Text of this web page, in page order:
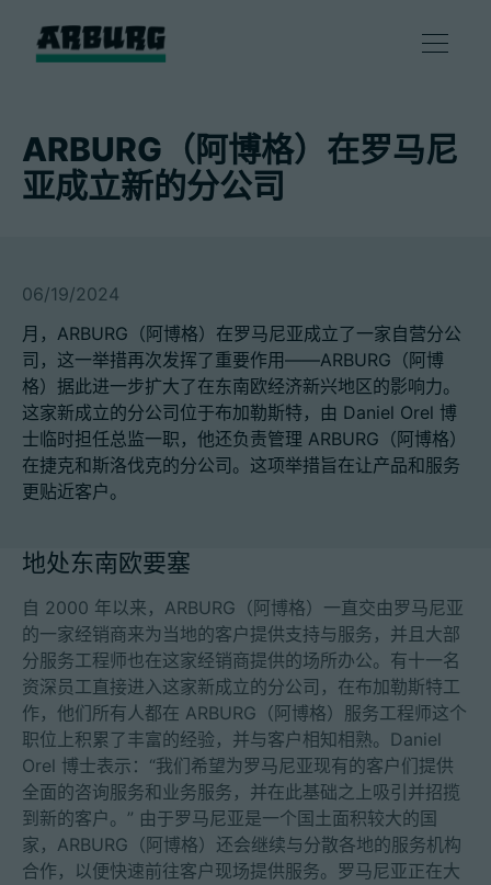
解决方案
智慧制造
企业
联系方式
招聘信息
技术参数
登录
合作伙伴门户网站
客户门户登陆
China | 中文简体
ARBURG（阿博格）在罗马尼
亚成立新的分公司
06/19/2024
月，ARBURG（阿博格）在罗马尼亚成立了一家自营分公
司，这一举措再次发挥了重要作用——ARBURG（阿博
格）据此进一步扩大了在东南欧经济新兴地区的影响力。
这家新成立的分公司位于布加勒斯特，由 Daniel Orel 博
士临时担任总监一职，他还负责管理 ARBURG（阿博格）
在捷克和斯洛伐克的分公司。这项举措旨在让产品和服务
更贴近客户。
地处东南欧要塞
自 2000 年以来，ARBURG（阿博格）一直交由罗马尼亚
的一家经销商来为当地的客户提供支持与服务，并且大部
分服务工程师也在这家经销商提供的场所办公。有十一名
资深员工直接进入这家新成立的分公司，在布加勒斯特工
作，他们所有人都在 ARBURG（阿博格）服务工程师这个
职位上积累了丰富的经验，并与客户相知相熟。Daniel
Orel 博士表示：“我们希望为罗马尼亚现有的客户们提供
全面的咨询服务和业务服务，并在此基础之上吸引并招揽
到新的客户。” 由于罗马尼亚是一个国土面积较大的国
家，ARBURG（阿博格）还会继续与分散各地的服务机构
合作，以便快速前往客户现场提供服务。罗马尼亚正在大